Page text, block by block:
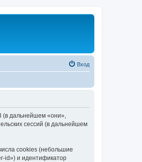
Вход
дальнейшем «они»,
сессий (в дальнейшем
cookies (небольшие
id») и идентификатор